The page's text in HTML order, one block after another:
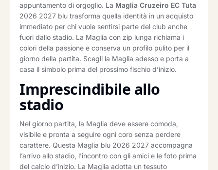
appuntamento di orgoglio. La Maglia Cruzeiro EC Tuta
2026 2027 blu trasforma quella identità in un acquisto
immediato per chi vuole sentirsi parte del club anche
fuori dallo stadio. La Maglia con zip lunga richiama i
colori della passione e conserva un profilo pulito per il
giorno della partita. Scegli la Maglia adesso e porta a
casa il simbolo prima del prossimo fischio d’inizio.
Imprescindibile allo
stadio
Nel giorno partita, la Maglia deve essere comoda,
visibile e pronta a seguire ogni coro senza perdere
carattere. Questa Maglia blu 2026 2027 accompagna
l’arrivo allo stadio, l’incontro con gli amici e le foto prima
del calcio d’inizio. La Maglia adotta un tessuto